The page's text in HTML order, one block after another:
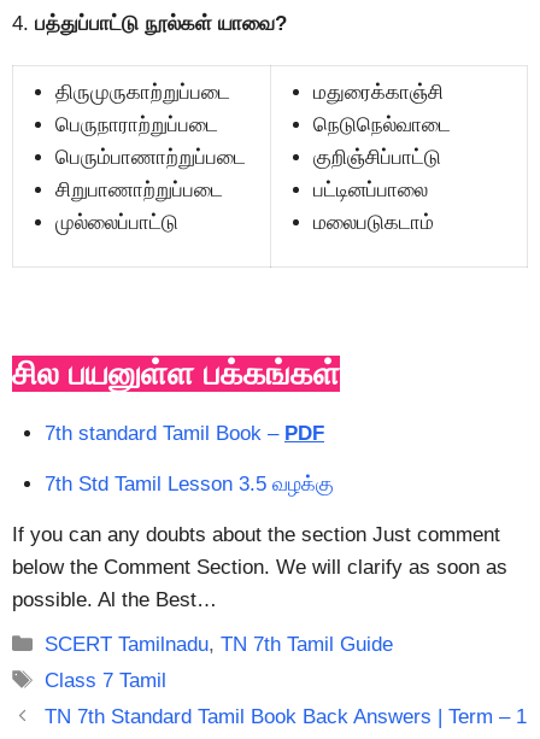
4. பத்துப்பாட்டு நூல்கள் யாவை?
திருமுருகாற்றுப்படை
பெருநாராற்றுப்படை
பெரும்பாணாற்றுப்படை
சிறுபாணாற்றுப்படை
முல்லைப்பாட்டு
மதுரைக்காஞ்சி
நெடுநெல்வாடை
குறிஞ்சிப்பாட்டு
பட்டினப்பாலை
மலைபடுகடாம்
சில பயனுள்ள பக்கங்கள்
7th standard Tamil Book – PDF
7th Std Tamil Lesson 3.5 வழக்கு
If you can any doubts about the section Just comment
below the Comment Section. We will clarify as soon as
possible. Al the Best…
Categories
SCERT Tamilnadu,TN 7th Tamil Guide
Tags
Class 7 Tamil
TN 7th Standard Tamil Book Back Answers | Term – 1